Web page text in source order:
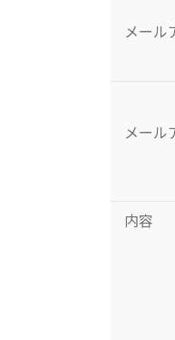
メール
メール
内容